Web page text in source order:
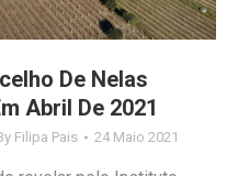
De Nelas
Abril De 2021
Filipa Pais 24 Maio 2021